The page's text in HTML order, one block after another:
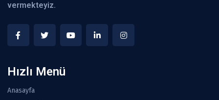
vermekteyiz.
Hızlı Menü
Anasayfa